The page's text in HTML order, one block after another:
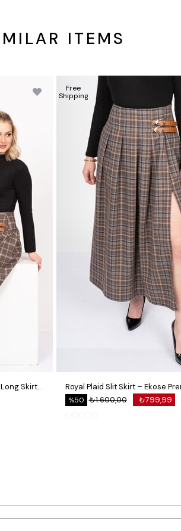
ITEMS
Royal Plaid Slit Skirt – Ekose Premium Long Skirt 6831
₺799,99
₺1.600,00
%50
Free
Shipping